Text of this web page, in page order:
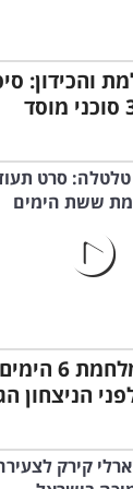
לראות - מה קרה ב-7
הזה מסביר
שביצע חמאס,
הבריטי הזה מסביר
הזה
את האמת
והכידון:
המרתק של 3 סוכני מוסד
יום השנה